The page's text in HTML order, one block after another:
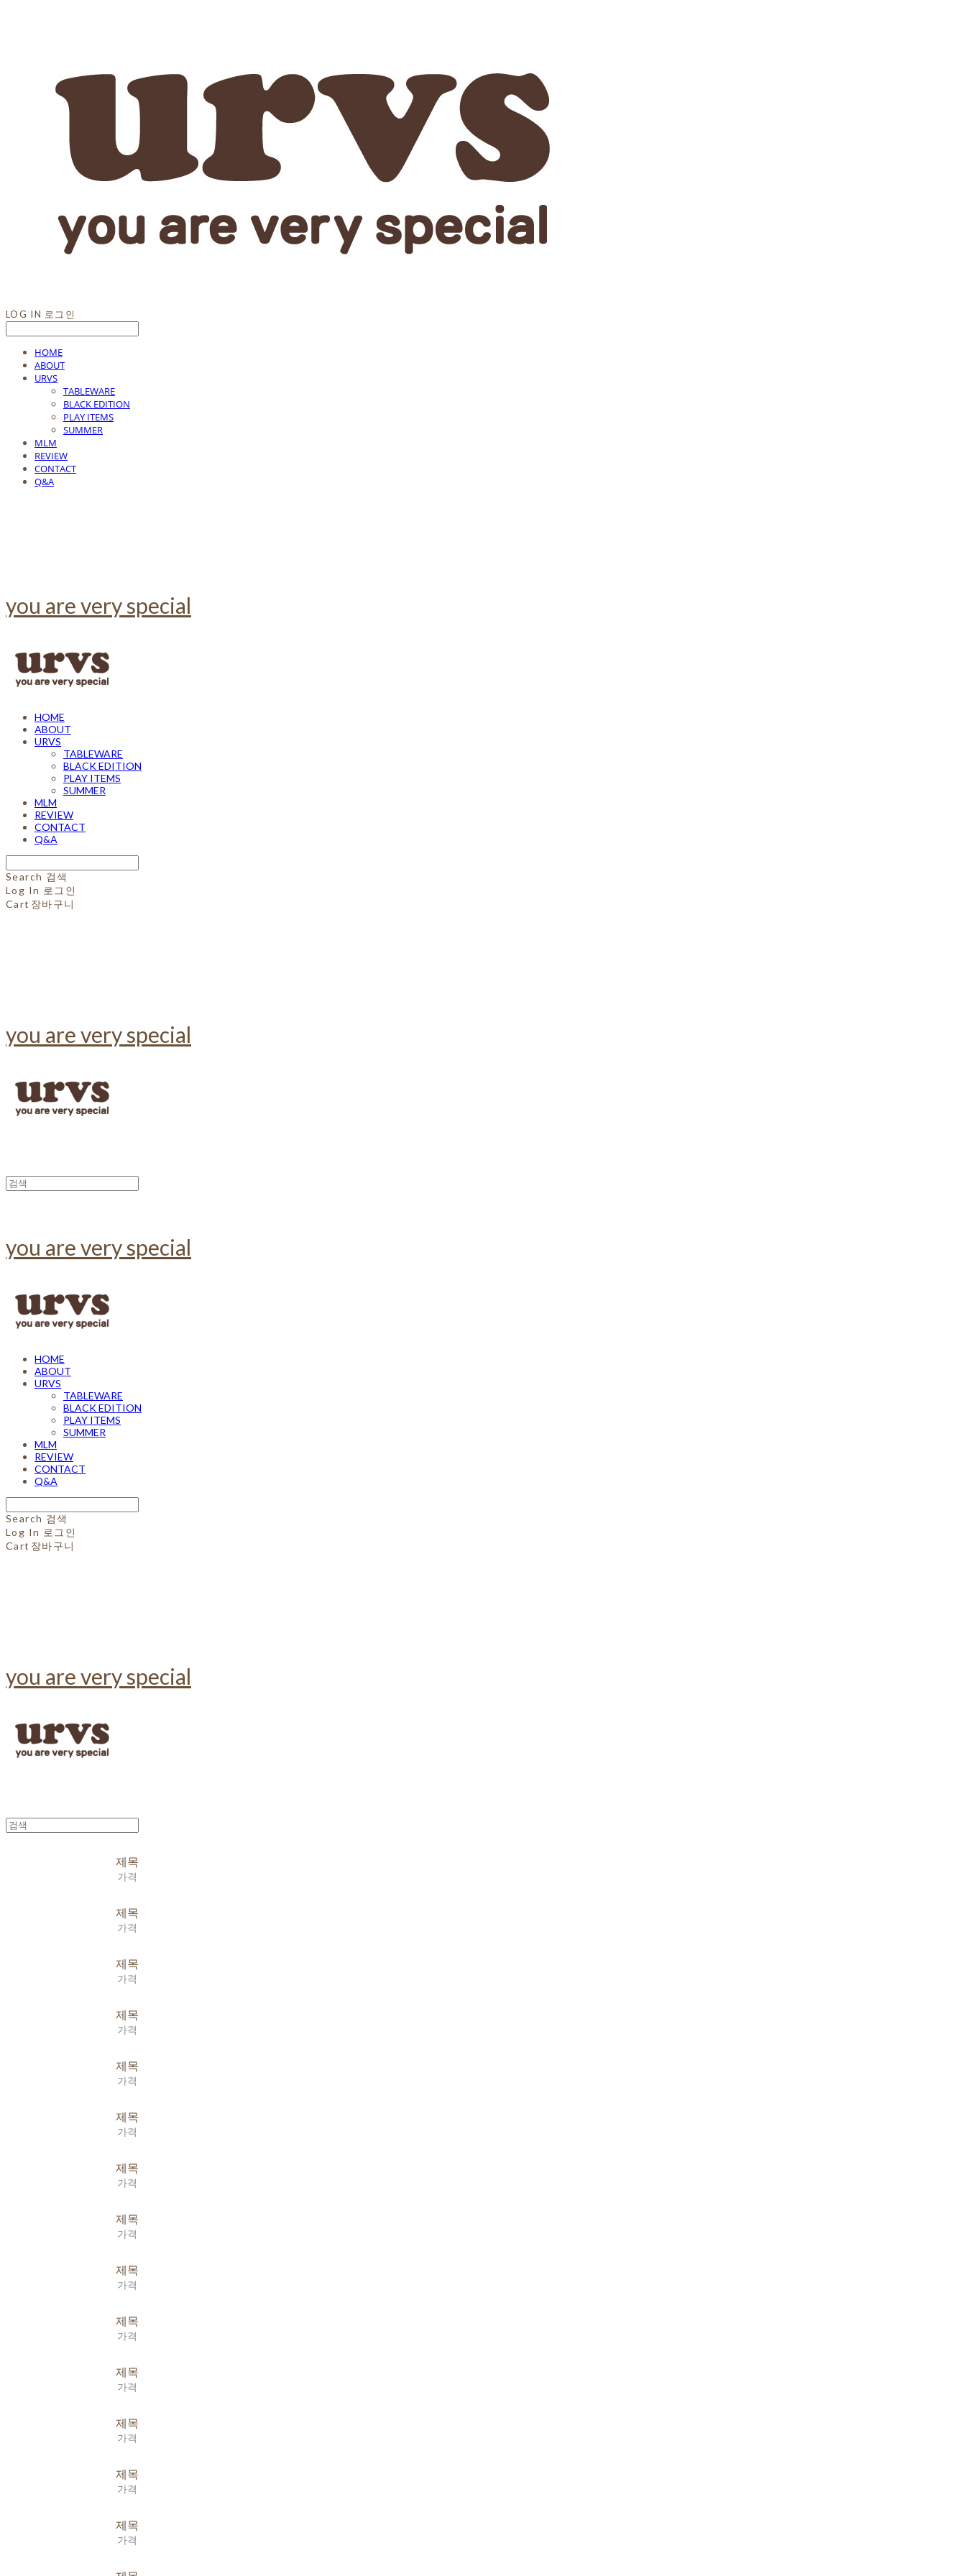
LOG IN 로그인
HOME
ABOUT
URVS
TABLEWARE
BLACK EDITION
PLAY ITEMS
SUMMER
MLM
REVIEW
CONTACT
Q&A
you are very special
HOME
ABOUT
URVS
TABLEWARE
BLACK EDITION
PLAY ITEMS
SUMMER
MLM
REVIEW
CONTACT
Q&A
Search 검색
Log In 로그인
Cart 장바구니
you are very special
you are very special
HOME
ABOUT
URVS
TABLEWARE
BLACK EDITION
PLAY ITEMS
SUMMER
MLM
REVIEW
CONTACT
Q&A
Search 검색
Log In 로그인
Cart 장바구니
you are very special
제목
가격
제목
가격
제목
가격
제목
가격
제목
가격
제목
가격
제목
가격
제목
가격
제목
가격
제목
가격
제목
가격
제목
가격
제목
가격
제목
가격